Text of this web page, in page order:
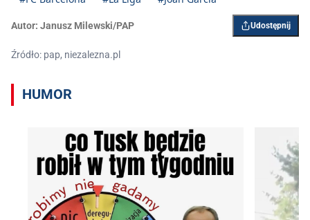
Autor: Janusz Milewski/PAP Udostępnij
Źródło: pap, niezalezna.pl
HUMOR